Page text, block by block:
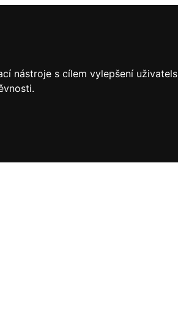
nástroje s cílem vylepšení